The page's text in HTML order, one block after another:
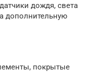
дождя, света
дополнительную
покрытые